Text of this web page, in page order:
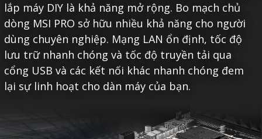
lắp máy DIY là khả năng mở rộng. Bo mạch chủ
dòng MSI PRO sở hữu nhiều khả năng cho người
dùng chuyên nghiệp. Mạng LAN ổn định, tốc độ
lưu trữ nhanh chóng và tốc độ truyền tải qua
cổng USB và các kết nối khác nhanh chóng đem
lại sự linh hoạt cho dàn máy của bạn.